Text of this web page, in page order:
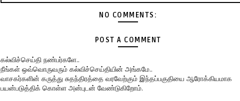
NO COMMENTS:
POST A COMMENT
கல்விச்செய்தி நண்பர்களே..
நீங்கள் ஒவ்வொருவரும் கல்விச்செய்தியின் அங்கமே..
வாசகர்களின் கருத்து சுதந்திரத்தை வரவேற்கும் இந்தப்பகுதியை ஆரோக்கியமாக
பயன்படுத்திக் கொள்ள அன்புடன் வேண்டுகிறோம்.